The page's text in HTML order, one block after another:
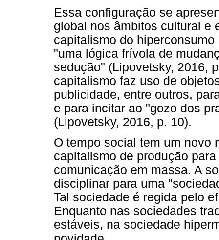
Essa configuração se
global nos âmbitos cultural e
capitalismo do
"uma lógica frívola de
sedução" (Lipovetsky, 2016,
capitalismo faz uso de
publicidade, entre outros,
e para incitar ao "gozo dos
(Lipovetsky, 2016, p. 10).
O tempo social tem um novo
capitalismo de produção
comunicação em massa. A
disciplinar para uma
Tal sociedade é regida pelo
Enquanto nas sociedades
estáveis, na sociedade